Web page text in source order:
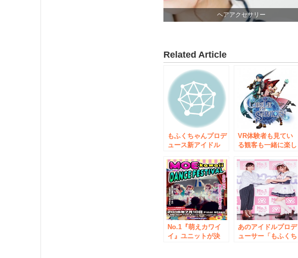
ヘアアクセサリー
Related Article
もふくちゃんプロデ
ュース新アイドル
TOKYO】が遂に始
動！8月1日から「ほ
ぼ毎日ステージ」開
催！
VR体験者も見てい
る観客も一緒に楽し
ム複合現実」でブー
スを演出！！
No.1『萌えカワイ
イ』ユニットが決
あのアイドルプロデ
ューサー「もふくち